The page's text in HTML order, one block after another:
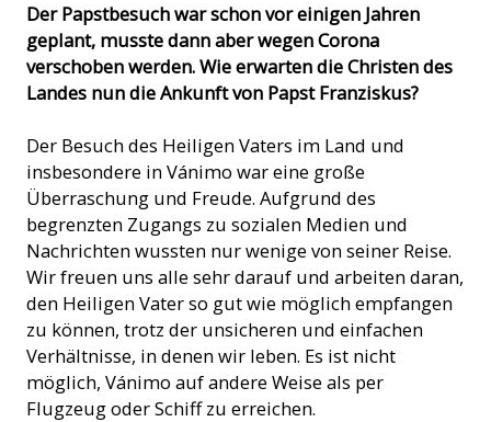
Der Papstbesuch war schon vor einigen Jahren
geplant, musste dann aber wegen Corona
verschoben werden. Wie erwarten die Christen des
Landes nun die Ankunft von Papst Franziskus?
Der Besuch des Heiligen Vaters im Land und
insbesondere in Vánimo war eine große
Überraschung und Freude. Aufgrund des
begrenzten Zugangs zu sozialen Medien und
Nachrichten wussten nur wenige von seiner Reise.
Wir freuen uns alle sehr darauf und arbeiten daran,
den Heiligen Vater so gut wie möglich empfangen
zu können, trotz der unsicheren und einfachen
Verhältnisse, in denen wir leben. Es ist nicht
möglich, Vánimo auf andere Weise als per
Flugzeug oder Schiff zu erreichen.